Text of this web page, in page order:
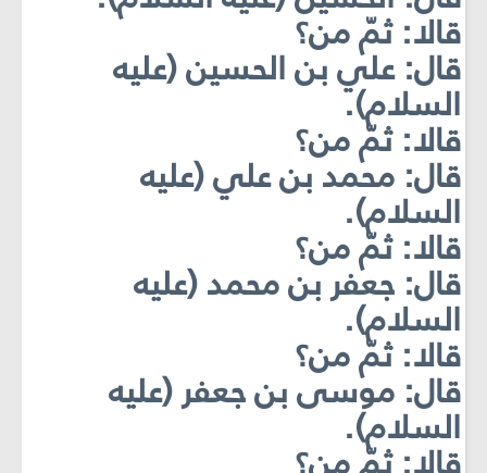
قالا: ثمّ من؟
قال: علي بن الحسين (عليه
السلام).
قالا: ثمّ من؟
قال: محمد بن علي (عليه
السلام).
قالا: ثمّ من؟
قال: جعفر بن محمد (عليه
السلام).
قالا: ثمّ من؟
قال: موسى بن جعفر (عليه
السلام).